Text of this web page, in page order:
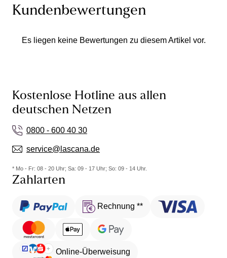
Kundenbewertungen
Es liegen keine Bewertungen zu diesem Artikel vor.
Kostenlose Hotline aus allen
deutschen Netzen
0800 - 600 40 30
service@lascana.de
* Mo - Fr: 08 - 20 Uhr; Sa: 09 - 17 Uhr; So: 09 - 14 Uhr.
Zahlarten
Rechnung **
Online-Überweisung